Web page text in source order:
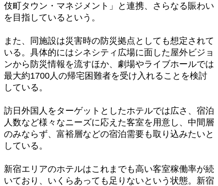
伎町タウン・マネジメント」と連携、さらなる賑わい
を目指しているという。
また、同施設は災害時の防災拠点としても想定されて
いる。具体的にはシネシティ広場に面した屋外ビジョ
ンから防災情報を流すほか、劇場やライブホールでは
最大約1700人の帰宅困難者を受け入れることを検討
している。
訪日外国人をターゲットとしたホテルでは広さ、宿泊
人数など様々なニーズに応えた客室を用意し、中間層
のみならず、富裕層などの宿泊需要も取り込みたいと
している。
新宿エリアのホテルはこれまでも高い客室稼働率が続
いており、いくらあっても足りないという状態。新宿